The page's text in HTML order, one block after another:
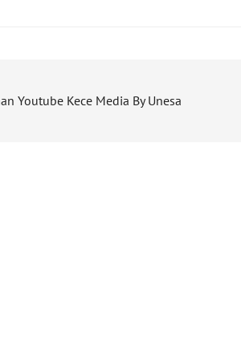
Youtube Kece Media By Unesa